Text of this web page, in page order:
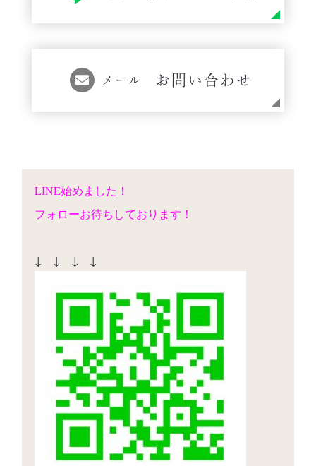
メール お問い合わせ
LINE始めました！
フォローお待ちしております！
↓ ↓ ↓ ↓